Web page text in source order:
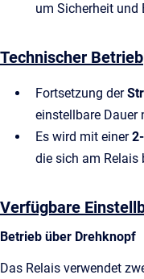
um Sicherheit und
Technischer Betrieb
Fortsetzung der
einstellbare
Es wird mit einer
die sich am Relais
Verfügbare
Betrieb über Drehknopf
Das Relais verwendet